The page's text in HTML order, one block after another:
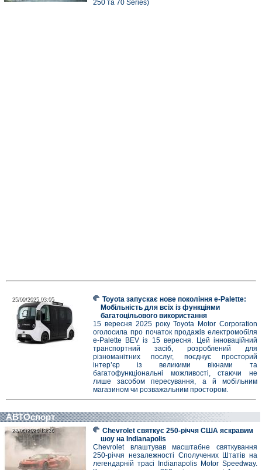
250 та 70 Series)
25/09/2025 03:05
25/09/2025 03:05
Toyota запускає нове покоління e-Palette:
Мобільність для всіх із функціями
багатоцільового використання
15 вересня 2025 року Toyota Motor Corporation
оголосила про початок продажів електромобіля
e-Palette BEV із 15 вересня. Цей інноваційний
транспортний засіб, розроблений для
різноманітних послуг, поєднує просторий
інтер’єр із великими вікнами та
багатофункціональні можливості, стаючи не
лише засобом пересування, а й мобільним
магазином чи розважальним простором.
АВТОспорт
28/05/2026 13:36
28/05/2026 13:36
Chevrolet святкує 250-річчя США яскравим
шоу на Indianapolis
Chevrolet влаштував масштабне святкування
250-річчя незалежності Сполучених Штатів на
легендарній трасі Indianapolis Motor Speedway.